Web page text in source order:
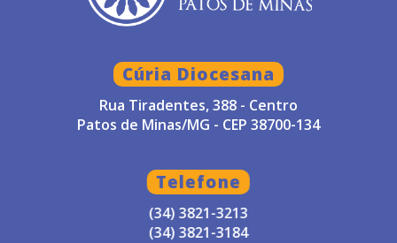
Cúria Diocesana
Rua Tiradentes, 388 - Centro
Patos de Minas/MG - CEP 38700-134
Telefone
(34) 3821-3213
(34) 3821-3184